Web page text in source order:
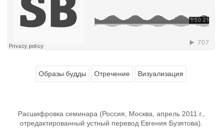
Образы будды Отречение Визуализация
Расшифровка семинара (Россия, Москва, апрель 2011 г.,
отредактированный устный перевод Евгения Бузятова).